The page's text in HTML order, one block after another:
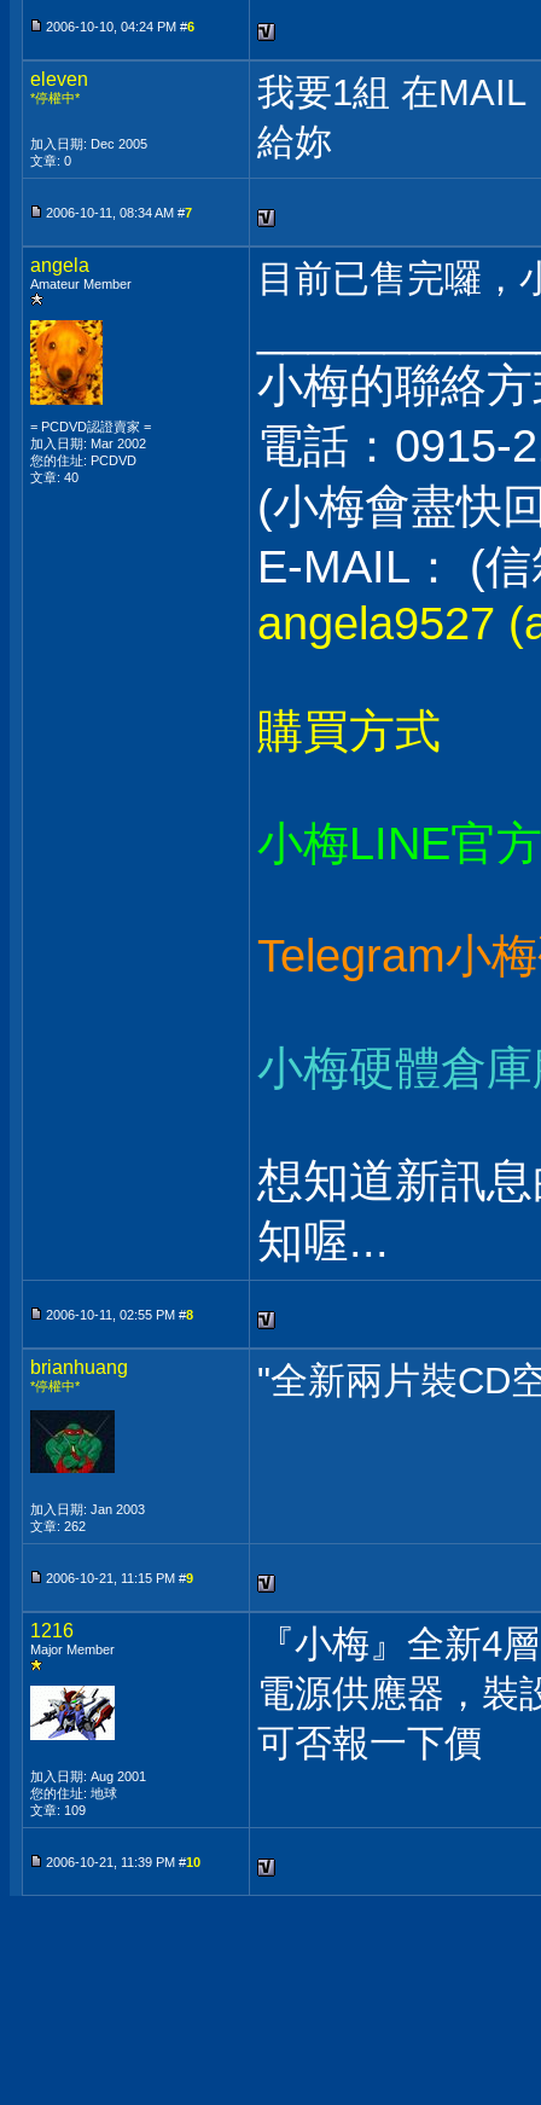
2006-10-10, 04:24 PM #6
eleven
*停權中*
加入日期: Dec 2005
文章: 0
我要1組 在MAIL
給妳
2006-10-11, 08:34 AM #7
angela
Amateur Member
= PCDVD認證賣家 =
加入日期: Mar 2002
您的住址: PCDVD
文章: 40
目前已售完囉，
小梅的聯絡
電話：0915-
(小梅會盡快
E-MAIL： (
angela9527
購買方式
小梅LINE官
Telegram小
小梅硬體倉
想知道新訊
知喔...
2006-10-11, 02:55 PM #8
brianhuang
*停權中*
加入日期: Jan 2003
文章: 262
"全新兩片裝CD
2006-10-21, 11:15 PM #9
1216
Major Member
加入日期: Aug 2001
您的住址: 地球
文章: 109
『小梅』全新4
電源供應器，裝
可否報一下價
2006-10-21, 11:39 PM #10